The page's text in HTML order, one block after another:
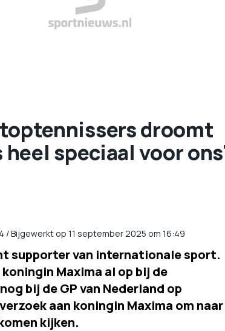
droomt
speciaal voor
/Bijgewerkt op 11 september 2025 om 16:49
supporter van internationale sport.
Maxima al op bij de
bij de GP van Nederland op
aan koningin Maxima om naar
kijken.